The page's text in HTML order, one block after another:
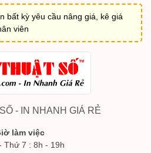
bất kỳ yêu cầu nâng giá, kê giá
viên
- IN NHANH GIÁ RẺ
làm việc
Thứ 7 : 8h - 19h